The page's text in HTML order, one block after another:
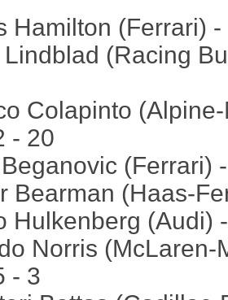
Hamilton (Ferrari)
Lindblad (Racing
Colapinto
- 20
(Ferrari)
Bearman (Haas-
Hulkenberg (Audi)
Norris (McLaren-
- 3